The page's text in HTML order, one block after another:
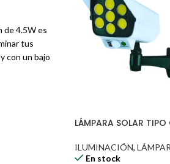
(luz alta, media, baja, estroboscópica,
Detenga!
de 4.5W es
tus
con un bajo
LÁMPARA SOLAR
ILUMINACIÓN,
En stock